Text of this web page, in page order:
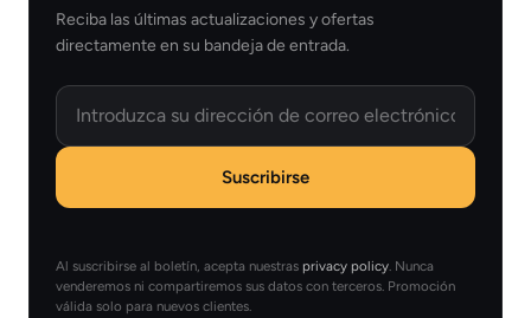
Reciba las últimas actualizaciones y ofertas
directamente en su bandeja de entrada.
Email
Suscribirse
Al suscribirse al boletín, acepta nuestras privacy policy . Nunca
venderemos ni compartiremos sus datos con terceros. Promoción
válida solo para nuevos clientes.